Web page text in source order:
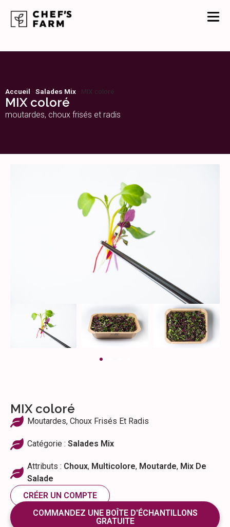
Accueil - Salades Mix - MIX coloré
MIX coloré
moutardes, choux frisés et radis
MIX coloré
Moutardes, Choux Frisés Et Radis
Catégorie : Salades Mix
Attributs : Choux, Multicolore, Moutarde, Mix De
Salade
CRÉER UN COMPTE
COMMANDEZ UNE BOÎTE D'ÉCHANTILLONS
GRATUITE